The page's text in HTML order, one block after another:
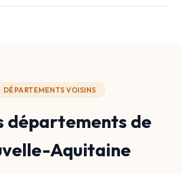
DÉPARTEMENTS VOISINS
départements de
Aquitaine